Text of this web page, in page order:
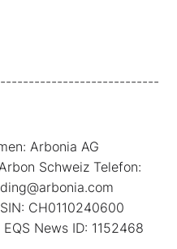
Arbonia AG
Schweiz Telefon:
CH0110240600
News ID: 1152468